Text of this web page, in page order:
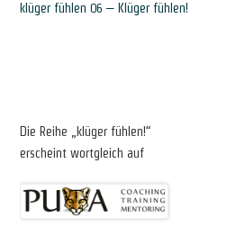
klüger fühlen 06 – Klüger fühlen!
Die Reihe „klüger fühlen!“
erscheint wortgleich auf